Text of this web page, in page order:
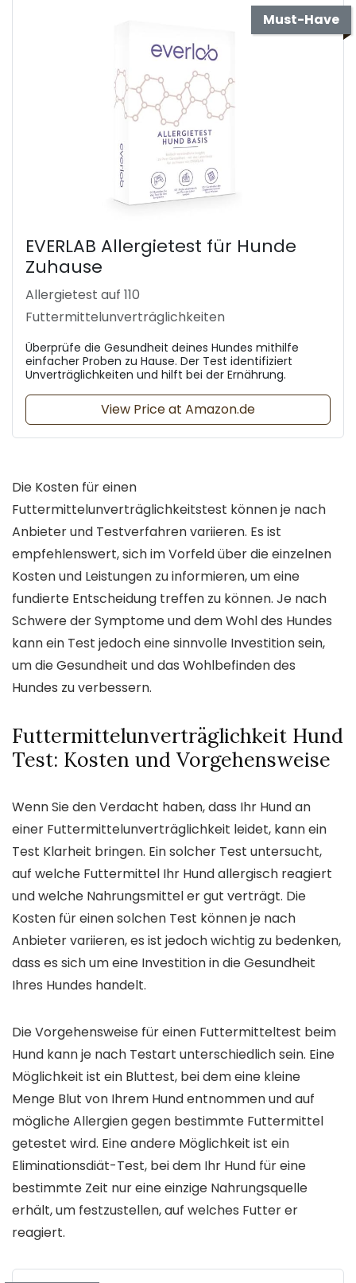
Must-Have
EVERLAB Allergietest für Hunde
Zuhause
Allergietest auf 110
Futtermittelunverträglichkeiten
Überprüfe die Gesundheit deines Hundes mithilfe
einfacher Proben zu Hause. Der Test identifiziert
Unverträglichkeiten und hilft bei der Ernährung.
View Price at Amazon.de
Die Kosten für einen
Futtermittelunverträglichkeitstest können je nach
Anbieter und Testverfahren variieren. Es ist
empfehlenswert, sich im Vorfeld über die einzelnen
Kosten und Leistungen zu informieren, um eine
fundierte Entscheidung treffen zu können. Je nach
Schwere der Symptome und dem Wohl des Hundes
kann ein Test jedoch eine sinnvolle Investition sein,
um die Gesundheit und das Wohlbefinden des
Hundes zu verbessern.
Futtermittelunverträglichkeit Hund
Test: Kosten und Vorgehensweise
Wenn Sie den Verdacht haben, dass Ihr Hund an
einer Futtermittelunverträglichkeit leidet, kann ein
Test Klarheit bringen. Ein solcher Test untersucht,
auf welche Futtermittel Ihr Hund allergisch reagiert
und welche Nahrungsmittel er gut verträgt. Die
Kosten für einen solchen Test können je nach
Anbieter variieren, es ist jedoch wichtig zu bedenken,
dass es sich um eine Investition in die Gesundheit
Ihres Hundes handelt.
Die Vorgehensweise für einen Futtermitteltest beim
Hund kann je nach Testart unterschiedlich sein. Eine
Möglichkeit ist ein Bluttest, bei dem eine kleine
Menge Blut von Ihrem Hund entnommen und auf
mögliche Allergien gegen bestimmte Futtermittel
getestet wird. Eine andere Möglichkeit ist ein
Eliminationsdiät-Test, bei dem Ihr Hund für eine
bestimmte Zeit nur eine einzige Nahrungsquelle
erhält, um festzustellen, auf welches Futter er
reagiert.